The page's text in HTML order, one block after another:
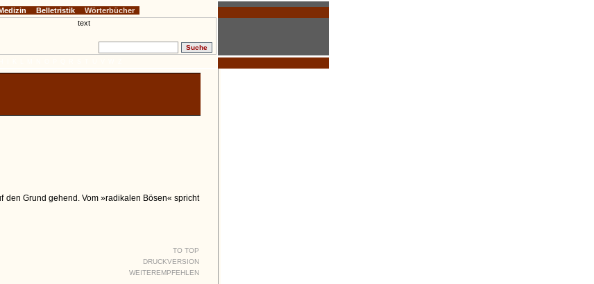
den Grund gehend. Vom »radikalen Bösen« spricht
TO TOP
DRUCKVERSION
WEITEREMPFEHLEN
Belletristik Wörterbücher